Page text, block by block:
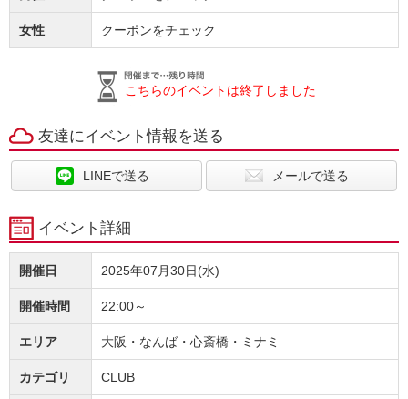
女性 クーポンをチェック
こちらのイベントは終了しました
友達にイベント情報を送る
LINEで送る メールで送る
イベント詳細
開催日 2025年07月30日(水)
開催時間 22:00～
エリア 大阪・なんば・心斎橋・ミナミ
カテゴリ CLUB